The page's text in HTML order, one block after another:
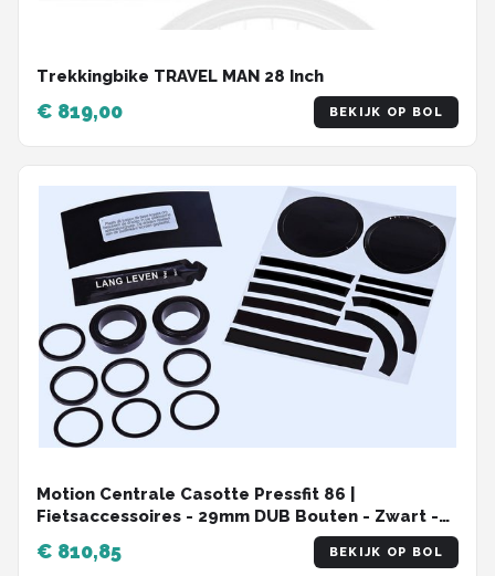
Trekkingbike TRAVEL MAN 28 Inch
€ 819,00 BEKIJK OP BOL
Motion Centrale Casotte Pressfit 86 |
Fietsaccessoires - 29mm DUB Bouten - Zwart -
€ 810,85 BEKIJK OP BOL